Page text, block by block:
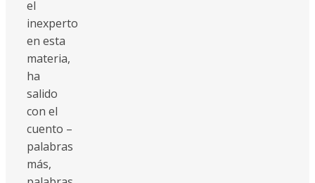
el
inexperto
en esta
materia,
ha
salido
con el
cuento –
palabras
más,